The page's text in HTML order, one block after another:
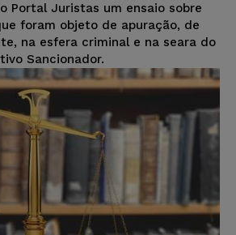
Portal Juristas um ensaio sobre
foram objeto de apuração, de
na esfera criminal e na seara do
Sancionador.